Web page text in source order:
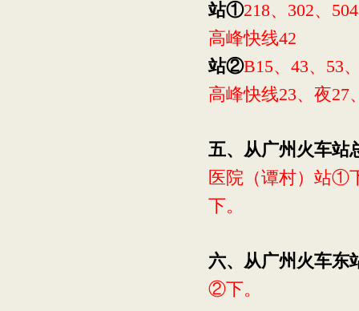
站①218、 302、 504
高峰快线42
站②B15、 43、 53
高峰快线23、夜27
五、从广州火车站
医院（谭村）站①
下。
六、从广州火车东
②下。